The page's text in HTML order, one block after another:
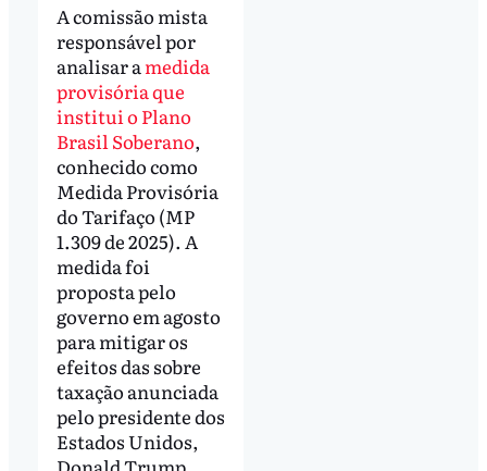
A comissão mista
responsável por
analisar a medida
provisória que
institui o Plano
Brasil Soberano,
conhecido como
Medida Provisória
do Tarifaço (MP
1.309 de 2025). A
medida foi
proposta pelo
governo em agosto
para mitigar os
efeitos das sobre
taxação anunciada
pelo presidente dos
Estados Unidos,